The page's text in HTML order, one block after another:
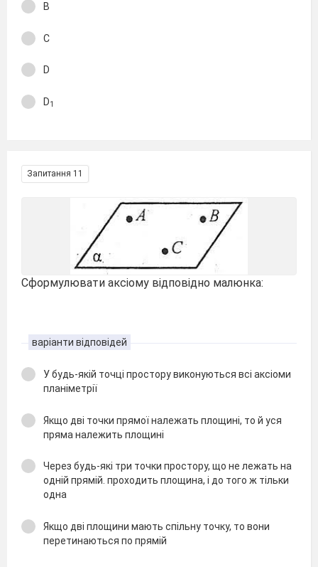
В
С
D
D1
Запитання 11
Сформулювати аксіому відповідно малюнка:
варіанти відповідей
У будь-якій точці простору виконуються всі аксіоми
планіметрії
Якщо дві точки прямої належать площині, то й уся
пряма належить площині
Через будь-які три точки простору, що не лежать на
одній прямій. проходить площина, і до того ж тільки
одна
Якщо дві площини мають спільну точку, то вони
перетинаються по прямій